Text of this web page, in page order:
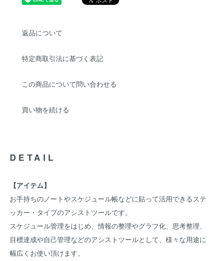
返品について
特定商取引法に基づく表記
この商品について問い合わせる
買い物を続ける
DETAIL
【アイテム】
お手持ちのノートやスケジュール帳などに貼って活用できるステ
ッカー・タイプのアシストツールです。
スケジュール管理をはじめ、情報の整理やグラフ化、思考整理、
目標達成や自己管理などのアシストツールとして、様々な用途に
幅広くお使い頂けます。